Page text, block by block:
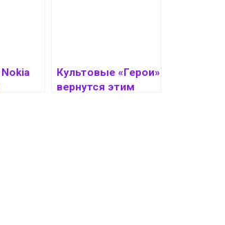
Культовые «Герои»
вернутся этим